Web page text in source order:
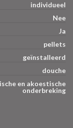
individueel
Nee
Ja
pellets
geïnstalleerd
douche
en akoestische
onderbreking